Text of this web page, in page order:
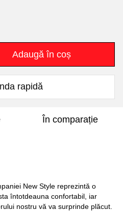
Adaugă în coș
rapidă
În comparație
New Style reprezintă o
întotdeauna confortabil, iar
nostru vă va surprinde plăcut.